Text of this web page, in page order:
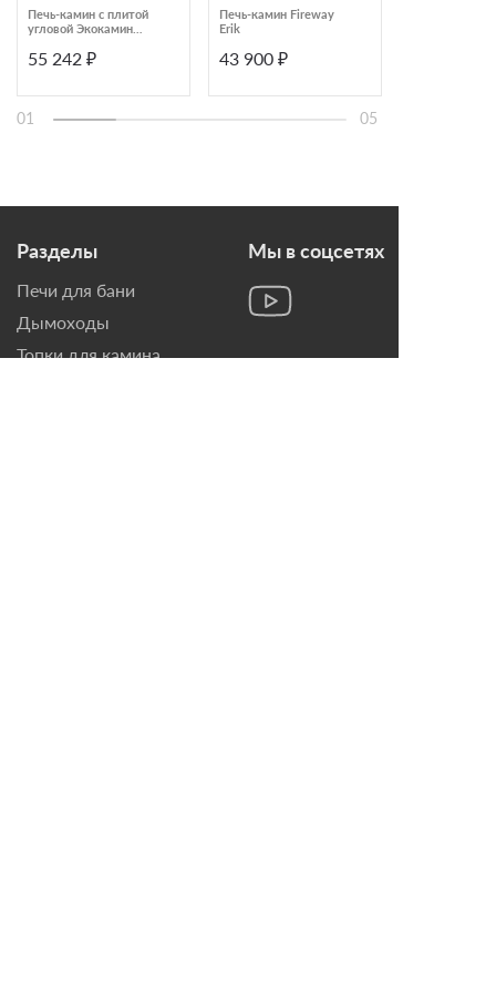
Печь-камин с плитой
угловой Экокамин
55 242 ₽
Печь-камин Fireway
Erik
43 900 ₽
01 05
Разделы
Печи для бани
Дымоходы
Топки для камина
Мы в соцсетях